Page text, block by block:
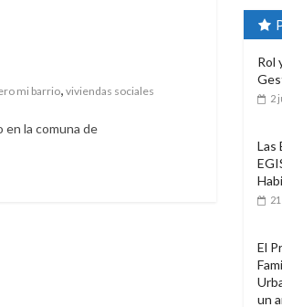
mi barrio, viviendas sociales
en la comuna de
Rol
2